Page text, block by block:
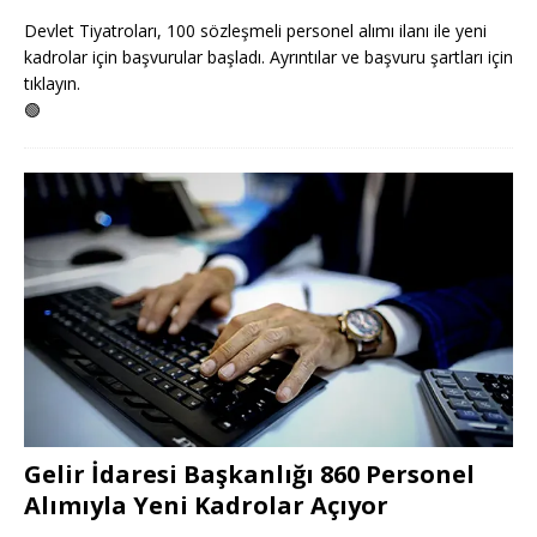
Devlet Tiyatroları, 100 sözleşmeli personel alımı ilanı ile yeni
kadrolar için başvurular başladı. Ayrıntılar ve başvuru şartları için
tıklayın.
🟢
Gelir İdaresi Başkanlığı 860 Personel
Alımıyla Yeni Kadrolar Açıyor